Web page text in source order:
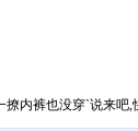
没穿`说来吧,快